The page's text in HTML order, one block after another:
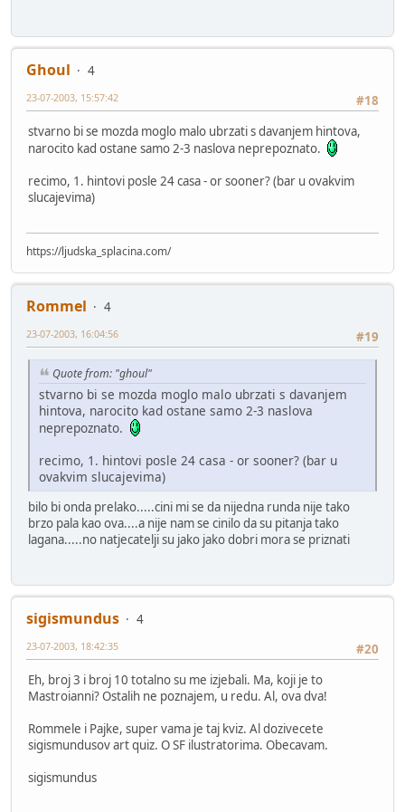
Ghoul
4
#18
23-07-2003, 15:57:42
stvarno bi se mozda moglo malo ubrzati s davanjem hintova,
narocito kad ostane samo 2-3 naslova neprepoznato.
recimo, 1. hintovi posle 24 casa - or sooner? (bar u ovakvim
slucajevima)
https://ljudska_splacina.com/
Rommel
4
#19
23-07-2003, 16:04:56
Quote from: "ghoul"
stvarno bi se mozda moglo malo ubrzati s davanjem
hintova, narocito kad ostane samo 2-3 naslova
neprepoznato.
recimo, 1. hintovi posle 24 casa - or sooner? (bar u
ovakvim slucajevima)
bilo bi onda prelako.....cini mi se da nijedna runda nije tako
brzo pala kao ova....a nije nam se cinilo da su pitanja tako
lagana.....no natjecatelji su jako jako dobri mora se priznati
sigismundus
4
#20
23-07-2003, 18:42:35
Eh, broj 3 i broj 10 totalno su me izjebali. Ma, koji je to
Mastroianni? Ostalih ne poznajem, u redu. Al, ova dva!
Rommele i Pajke, super vama je taj kviz. Al dozivecete
sigismundusov art quiz. O SF ilustratorima. Obecavam.
sigismundus